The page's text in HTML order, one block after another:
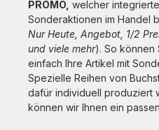
PROMO, welcher
Sonderaktionen im Handel
Nur Heute, Angebot, 1/2
und viele mehr). So können
einfach Ihre Artikel mit
Spezielle Reihen von
dafür individuell produziert
können wir Ihnen ein